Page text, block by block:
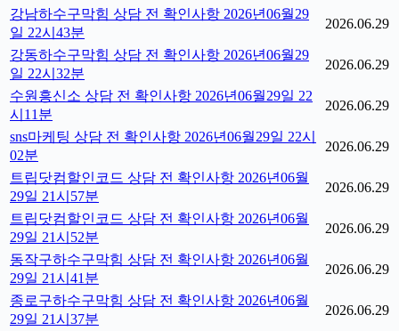
강남하수구막힘 상담 전 확인사항 2026년06월29
일 22시43분
2026.06.29
강동하수구막힘 상담 전 확인사항 2026년06월29
일 22시32분
2026.06.29
수원흥신소 상담 전 확인사항 2026년06월29일 22
시11분
2026.06.29
sns마케팅 상담 전 확인사항 2026년06월29일 22시
02분
2026.06.29
트립닷컴할인코드 상담 전 확인사항 2026년06월
29일 21시57분
2026.06.29
트립닷컴할인코드 상담 전 확인사항 2026년06월
29일 21시52분
2026.06.29
동작구하수구막힘 상담 전 확인사항 2026년06월
29일 21시41분
2026.06.29
종로구하수구막힘 상담 전 확인사항 2026년06월
29일 21시37분
2026.06.29